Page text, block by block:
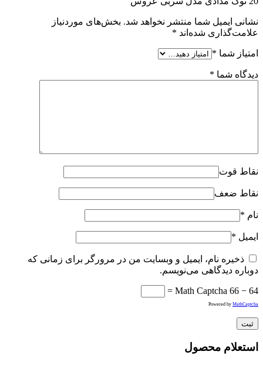
نشانی ایمیل شما منتشر نخواهد شد. بخش‌های موردنیاز
علامت‌گذاری شده‌اند *
امتیاز شما *
دیدگاه شما *
نقاط قوت
نقاط ضعف
نام *
ایمیل *
ذخیره نام، ایمیل و وبسایت من در مرورگر برای زمانی که
دوباره دیدگاهی می‌نویسم.
Math Captcha 66 − 64 =
Powered by MathCaptcha
استعلام محصول